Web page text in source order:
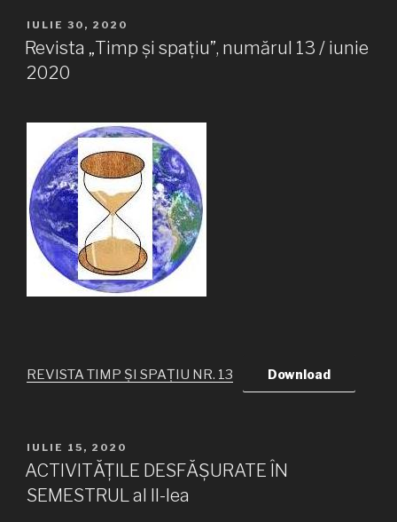
PUBLICAT
PE
IULIE 30, 2020
Revista „Timp și spațiu”, numărul 13 / iunie
2020
REVISTA TIMP ȘI SPAȚIU NR. 13 Download
PUBLICAT
PE
IULIE 15, 2020
ACTIVITĂȚILE DESFĂȘURATE ÎN
SEMESTRUL al II-lea